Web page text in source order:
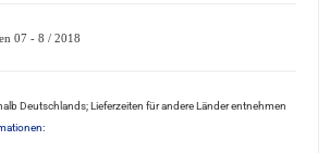
07 - 8 / 2018
Deutschlands; Lieferzeiten für andere Länder entnehmen